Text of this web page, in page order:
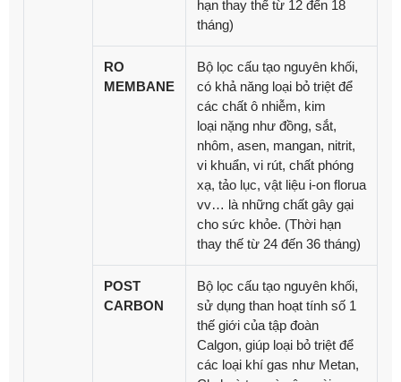
hạn thay thế từ 12 đến 18
tháng)
RO
MEMBANE
Bộ lọc cấu tạo nguyên khối,
có khả năng loại bỏ triệt để
các chất ô nhiễm, kim
loại nặng như đồng, sắt,
nhôm, asen, mangan, nitrit,
vi khuẩn, vi rút, chất phóng
xạ, tảo lục, vật liệu i-on florua
vv… là những chất gây gại
cho sức khỏe. (Thời hạn
thay thế từ 24 đến 36 tháng)
POST
CARBON
Bộ lọc cấu tạo nguyên khối,
sử dụng than hoạt tính số 1
thế giới của tập đoàn
Calgon, giúp loại bỏ triệt để
các loại khí gas như Metan,